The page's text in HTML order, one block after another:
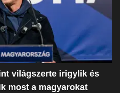
világszerte irigylik és
most a magyarokat